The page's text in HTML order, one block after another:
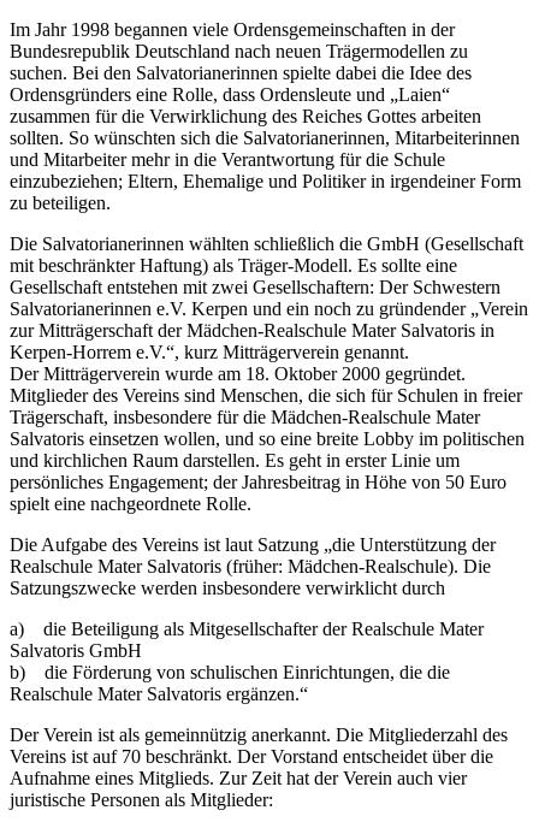
Im Jahr 1998 begannen viele Ordensgemeinschaften in der
Bundesrepublik Deutschland nach neuen Trägermodellen zu
suchen. Bei den Salvatorianerinnen spielte dabei die Idee des
Ordensgründers eine Rolle, dass Ordensleute und „Laien“
zusammen für die Verwirklichung des Reiches Gottes arbeiten
sollten. So wünschten sich die Salvatorianerinnen, Mitarbeiterinnen
und Mitarbeiter mehr in die Verantwortung für die Schule
einzubeziehen; Eltern, Ehemalige und Politiker in irgendeiner Form
zu beteiligen.
Die Salvatorianerinnen wählten schließlich die GmbH (Gesellschaft
mit beschränkter Haftung) als Träger-Modell. Es sollte eine
Gesellschaft entstehen mit zwei Gesellschaftern: Der Schwestern
Salvatorianerinnen e.V. Kerpen und ein noch zu gründender „Verein
zur Mitträgerschaft der Mädchen-Realschule Mater Salvatoris in
Kerpen-Horrem e.V.“, kurz Mitträgerverein genannt.
Der Mitträgerverein wurde am 18. Oktober 2000 gegründet.
Mitglieder des Vereins sind Menschen, die sich für Schulen in freier
Trägerschaft, insbesondere für die Mädchen-Realschule Mater
Salvatoris einsetzen wollen, und so eine breite Lobby im politischen
und kirchlichen Raum darstellen. Es geht in erster Linie um
persönliches Engagement; der Jahresbeitrag in Höhe von 50 Euro
spielt eine nachgeordnete Rolle.
Die Aufgabe des Vereins ist laut Satzung „die Unterstützung der
Realschule Mater Salvatoris (früher: Mädchen-Realschule). Die
Satzungszwecke werden insbesondere verwirklicht durch
a) die Beteiligung als Mitgesellschafter der Realschule Mater
Salvatoris GmbH
b) die Förderung von schulischen Einrichtungen, die die
Realschule Mater Salvatoris ergänzen.“
Der Verein ist als gemeinnützig anerkannt. Die Mitgliederzahl des
Vereins ist auf 70 beschränkt. Der Vorstand entscheidet über die
Aufnahme eines Mitglieds. Zur Zeit hat der Verein auch vier
juristische Personen als Mitglieder: